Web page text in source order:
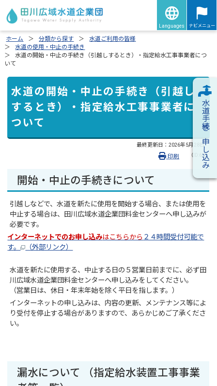
Languages ナビメニュー
水道手続き申し込み
ホーム 分類から探す
水道ご利用の皆様
水道の使用・中止の手続き
水道の開始・中止の手続き（引越しするとき）・指定給水工事事業者につ
いて
水道の開始・中止の手続き（引越し
するとき）・指定給水工事事業者に
ついて
最終更新日： 2026年5月28日
（ID:60）
印刷
開始・中止の手続きについて
引越しなどで、水道を新たに使用を開始する場合、または使用を
中止する場合は、田川広域水道企業団料金センターへ申し込みが
必要です。
インターネットでのお申し込みはこちらから ２４時間受付可能で
す。
（外部リンク）
水道を新たに使用する、中止する日の５営業日前までに、必ず田
川広域水道企業団料金センターへ申し込みをしてください。
（営業日は、休日・年末年始を除く平日を指します。）
インターネットの申し込みは、内容の更新、メンテナンス等によ
り受付を停止する場合がありますので、あらかじめご了承くださ
い。
漏水について （指定給水装置工事事業